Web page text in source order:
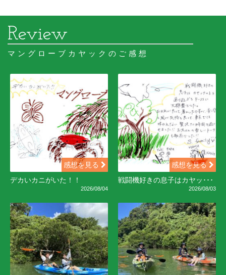
マングローブカヤックのご感想
感想を見る
デカいカニがいた！！
2026/08/04
感想を見る
戦闘機好きの息子はカヤッ･･･
2026/08/03